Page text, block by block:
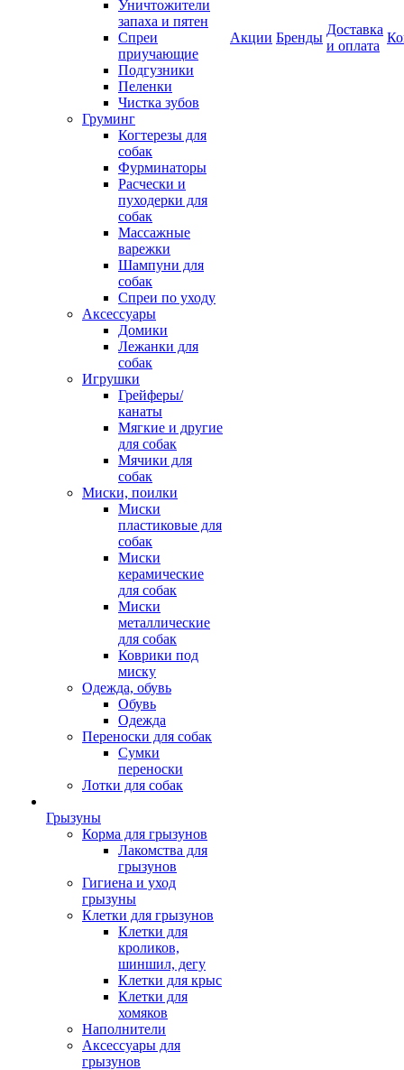
Уничтожители
запаха и пятен
Спреи
приучающие
Подгузники
Пеленки
Чистка зубов
Груминг
Когтерезы для
собак
Фурминаторы
Расчески и
пуходерки для
собак
Массажные
варежки
Шампуни для
собак
Спреи по уходу
Аксессуары
Домики
Лежанки для
собак
Игрушки
Грейферы/
канаты
Мягкие и другие
для собак
Мячики для
собак
Миски, поилки
Миски
пластиковые для
собак
Миски
керамические
для собак
Миски
металлические
для собак
Коврики под
миску
Одежда, обувь
Обувь
Одежда
Переноски для собак
Сумки
переноски
Лотки для собак
Грызуны
Корма для грызунов
Лакомства для
грызунов
Гигиена и уход
грызуны
Клетки для грызунов
Клетки для
кроликов,
шиншил, дегу
Клетки для крыс
Клетки для
хомяков
Наполнители
Аксессуары для
грызунов
Акции Бренды
Доставка
и оплата